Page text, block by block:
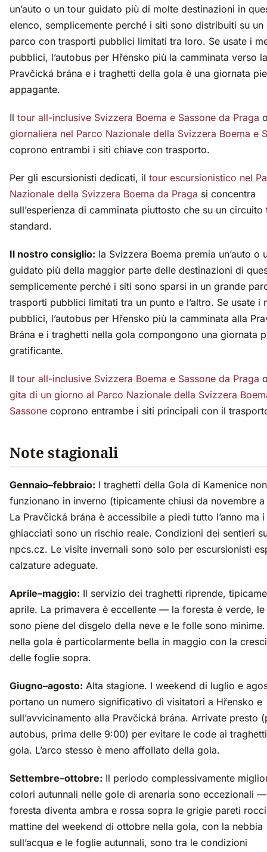
un’auto o un tour guidato più di molte destinazioni in
elenco, semplicemente perché i siti sono distribuiti su un
parco con trasporti pubblici limitati tra loro. Se usate i
pubblici, l’autobus per Hřensko più la camminata verso la
Pravčická brána e i traghetti della gola è una giornata
appagante.
Il tour all-inclusive Svizzera Boema e Sassone da Praga
giornaliera nel Parco Nazionale della Svizzera Boema e
coprono entrambi i siti chiave con trasporto.
Per gli escursionisti dedicati, il tour escursionistico nel
Nazionale della Svizzera Boema da Praga si concentra
sull’esperienza di camminata piuttosto che su un circuito
standard.
Il nostro consiglio: la Svizzera Boema premia un’auto o
guidato più della maggior parte delle destinazioni di
semplicemente perché i siti sono sparsi in un grande
trasporti pubblici limitati tra un punto e l’altro. Se usate i
pubblici, l’autobus per Hřensko più la camminata alla
Brána e i traghetti nella gola compongono una giornata
gratificante.
Il tour all-inclusive Svizzera Boema e Sassone da Praga
gita di un giorno al Parco Nazionale della Svizzera
Sassone coprono entrambe i siti principali con il
Note stagionali
Gennaio–febbraio: I traghetti della Gola di Kamenice non
funzionano in inverno (tipicamente chiusi da novembre
La Pravčická brána è accessibile a piedi tutto l’anno ma
ghiacciati sono un rischio reale. Condizioni dei sentieri
npcs.cz. Le visite invernali sono solo per escursionisti
calzature adeguate.
Aprile–maggio: Il servizio dei traghetti riprende,
aprile. La primavera è eccellente — la foresta è verde, le
sono piene del disgelo della neve e le folle sono
nella gola è particolarmente bella in maggio con la
delle foglie sopra.
Giugno–agosto: Alta stagione. I weekend di luglio e
portano un numero significativo di visitatori a Hřensko e
sull’avvicinamento alla Pravčická brána. Arrivate presto
autobus, prima delle 9:00) per evitare le code ai
gola. L’arco stesso è meno affollato della gola.
Settembre–ottobre: Il periodo complessivamente
colori autunnali nelle gole di arenaria sono eccezionali
foresta diventa ambra e rossa sopra le grigie pareti
mattine del weekend di ottobre nella gola, con la nebbia
sull’acqua e le foglie autunnali, sono tra le condizioni